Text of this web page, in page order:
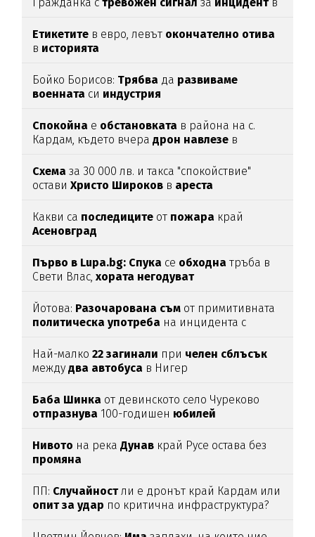
Етикетите в евро, левът окончателно отива
в историята
Бойко Борисов: Трябва да развиваме
военната си индустрия
Спокойна е обстановката в района на с.
Кардам, където вчерадрон навлезе в
Схема за 30 000 лв. и такса "спокойствие"
оставиХристо Широков в ареста
Какви са последиците от пожара край
Асеновград
Първо в Lupa.bg: Спука се обходна тръба в
Свети Влас,хората негодуват
Йотова: Разочарована съм от примитивната
политическа употреба на инцидента с
Най-малко22 загинали при челен сблъсък
междудва автобуса в Нигер
Баба Шинка от девинското село Чуреково
отпразнува 100-годишен юбилей
Нивото на рекаДунав край Русе остава без
промяна
ПП: Случайностли е дронът край Кардам или
опит за удар по критична инфраструктура?